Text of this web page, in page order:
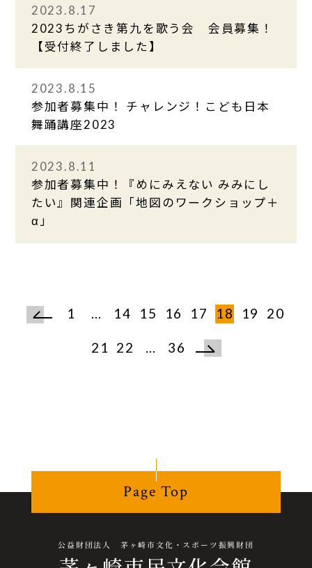
2023.8.17
2023ちがさき第九を歌う会 会員募集！
【受付終了しました】
2023.8.15
参加者募集中！ チャレンジ！こども日本
舞踊講座2023
2023.8.11
参加者募集中！『めにみえない みみにし
たい』関連企画「地図のワークショップ＋
α」
1 … 14 15 16 17 18 19 20
21 22 36
Page Top
公益財団法人 茅ヶ崎市文化・スポーツ振興財団